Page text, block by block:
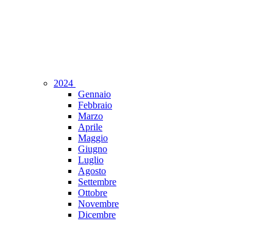
2024
Gennaio
Febbraio
Marzo
Aprile
Maggio
Giugno
Luglio
Agosto
Settembre
Ottobre
Novembre
Dicembre